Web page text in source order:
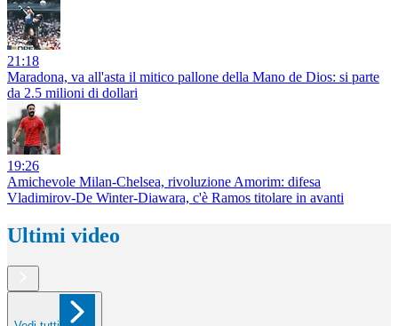
21:18
Maradona, va all'asta il mitico pallone della Mano de Dios: si parte
da 2.5 milioni di dollari
19:26
Amichevole Milan-Chelsea, rivoluzione Amorim: difesa
Vladimirov-De Winter-Diawara, c'è Ramos titolare in avanti
Ultimi video